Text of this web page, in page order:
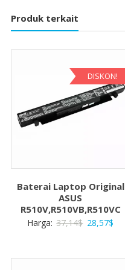
Produk terkait
DISKON!
Baterai Laptop Original
ASUS
R510V,R510VB,R510VC
Harga: 37,14$ Harga
28,57$